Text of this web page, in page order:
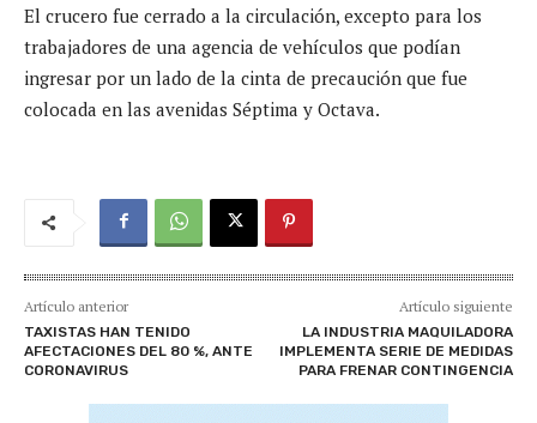
El crucero fue cerrado a la circulación, excepto para los
trabajadores de una agencia de vehículos que podían
ingresar por un lado de la cinta de precaución que fue
colocada en las avenidas Séptima y Octava.
Artículo anterior
TAXISTAS HAN TENIDO
AFECTACIONES DEL 80 %, ANTE
CORONAVIRUS
Artículo siguiente
LA INDUSTRIA MAQUILADORA
IMPLEMENTA SERIE DE MEDIDAS
PARA FRENAR CONTINGENCIA